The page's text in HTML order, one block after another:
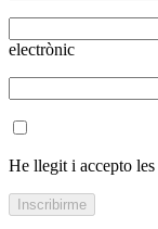
electrònic
He llegit i accepto les